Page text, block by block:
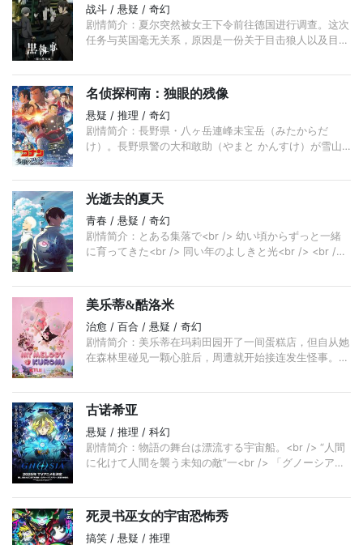
战斗 / 悬疑 / 奇幻
剧情简介：夏尔突然被女王下令前往德国进行调查。这次
任务与英国毫无关系，原因是一份关于目击狼人以及目击
名侦探柯南：独眼的残像
悬疑 / 推理 / 奇幻
剧情简介：長野県・八ヶ岳連峰未宝岳（みたからだ
け）。長野県警の大和敢助（やまと かんすけ）が雪山
光逝去的夏天
青春 / 悬疑 / 奇幻
剧情简介：とある集落で<br /> 幼い頃からずっと一緒
に育ってきた<br /> 同い年のよしきと光<br /> <br />
美乐蒂&酷洛米
治愈 / 百合 / 悬疑 / 奇幻
剧情简介：美乐蒂在玛莉田园开了一间蛋糕店，但自从她
在森林里碰见一颗心脏后，周遭就开始接连发生怪事。与
古诺希亚
悬疑 / 推理 / 科幻
剧情简介：物語の舞台は漂流する宇宙船。<br /> “人間
に化けて人間を襲う未知の敵”一<br /> 「グノーシア」
死灵书巫女的宇宙恐怖秀
搞笑 / 悬疑 / 推理